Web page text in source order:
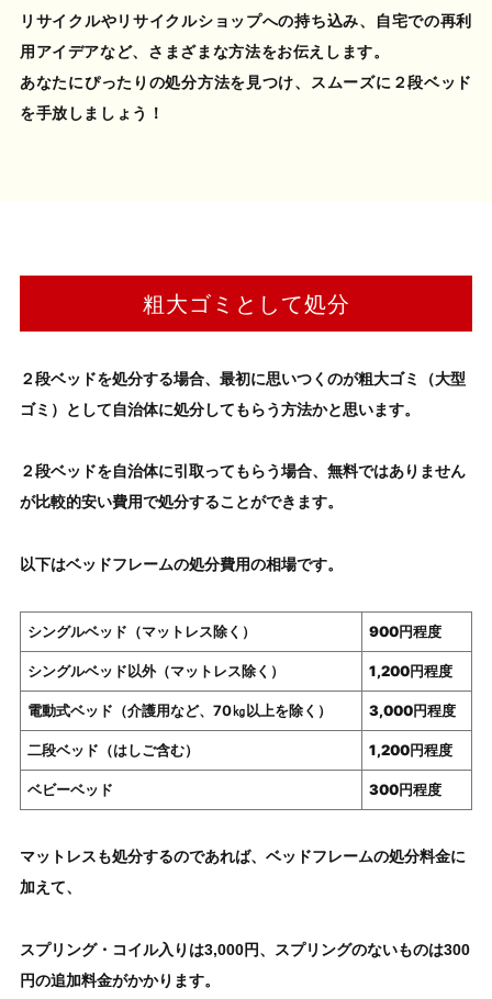
リサイクルやリサイクルショップへの持ち込み、自宅での再利
用アイデアなど、さまざまな方法をお伝えします。
あなたにぴったりの処分方法を見つけ、スムーズに２段ベッド
を手放しましょう！
粗大ゴミとして処分
２段ベッドを処分する場合、最初に思いつくのが粗大ゴミ（大型
ゴミ）として自治体に処分してもらう方法かと思います。
２段ベッドを自治体に引取ってもらう場合、無料ではありません
が比較的安い費用で処分することができます。
以下はベッドフレームの処分費用の相場です。
シングルベッド（マットレス除く） 900円程度
シングルベッド以外（マットレス除く） 1,200円程度
電動式ベッド（介護用など、70㎏以上を除く） 3,000円程度
二段ベッド（はしご含む） 1,200円程度
ベビーベッド 300円程度
マットレスも処分するのであれば、 ベッドフレームの処分料金に
加えて、
スプリング・コイル入りは3,000円、
スプリングのないものは300
円の追加料金がかかります。